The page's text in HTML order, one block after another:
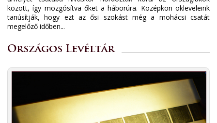
között, így mozgósítva őket a háborúra. Középkori okleveleink
tanúsítják, hogy ezt az ősi szokást még a mohácsi csatát
megelőző időben...
Országos Levéltár